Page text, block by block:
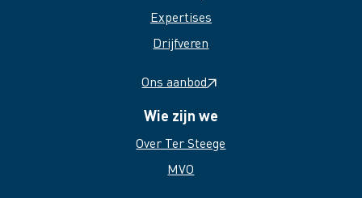
Expertises
Drijfveren
Ons aanbod
Wie zijn we
Over Ter Steege
MVO